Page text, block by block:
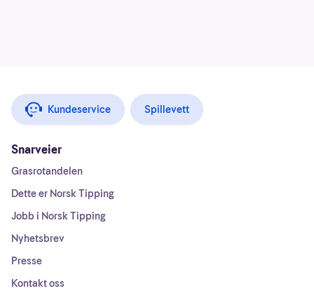
Kundeservice Spillevett
Snarveier
Grasrotandelen
Dette er Norsk Tipping
Jobb i Norsk Tipping
Nyhetsbrev
Presse
Kontakt oss